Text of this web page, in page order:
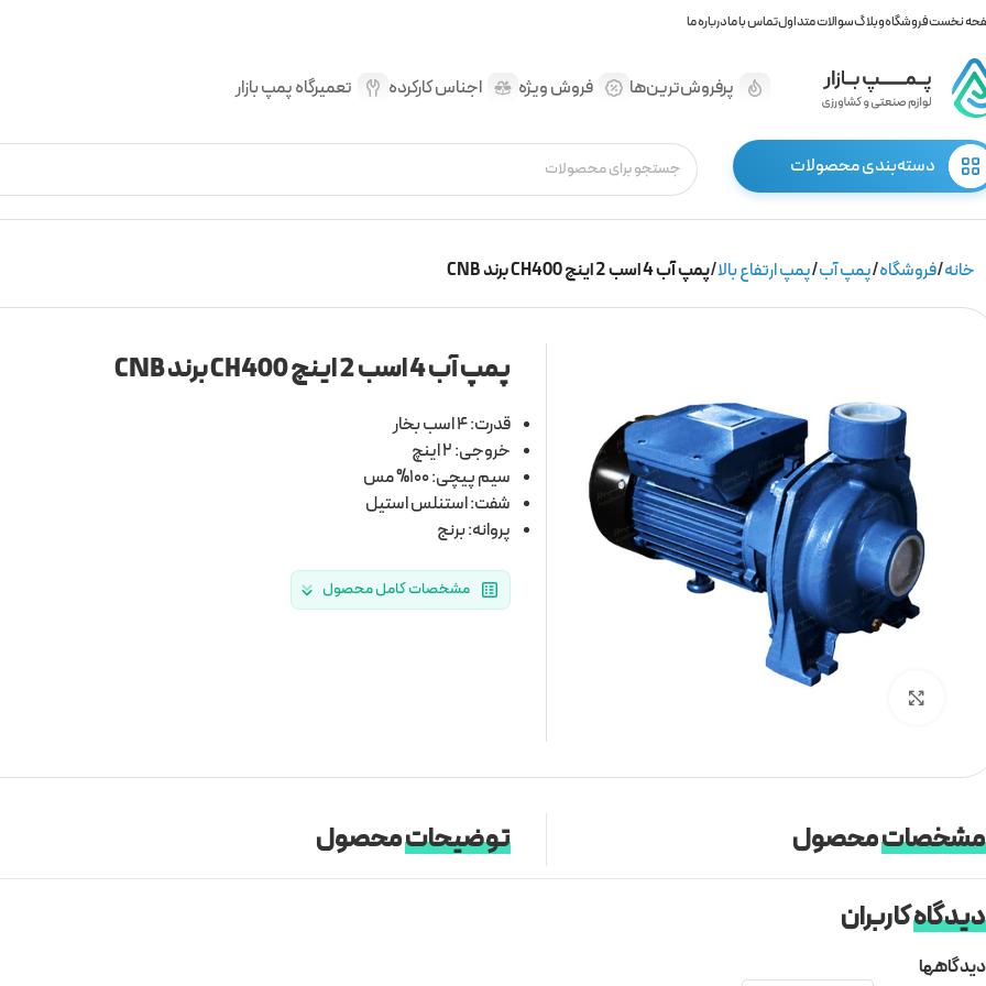
نخستفروشگاهوبلاگسوالات متداولتماس با مادرباره ما
پرفروش‌ترین‌ها فروش ویژه اجناس کارکرده تعمیرگاه پمپ بازار
دسته‌بندی محصولات
خانه فروشگاه پمپ آب پمپ ارتفاع بالا پمپ آب 4 اسب 2 اینچ CH400 برند CNB
پمپ آب 4 اسب 2 اینچ CH400 برند CNB
قدرت: 4 اسب بخار
خروجی: 2 اینچ
سیم پیچی: 100% مس
شفت: استنلس استیل
پروانه: برنج
مشخصات کامل محصول
مشخصاتمحصول توضیحاتمحصول
دیدگاهکاربران
دیدگاهها